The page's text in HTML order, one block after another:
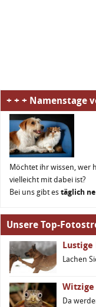
+ + + Namenstage
Möchtet ihr wissen, wer
vielleicht mit dabei ist?
Bei uns gibt es täglich
Unsere Top-
Lustige
Lachen
Da